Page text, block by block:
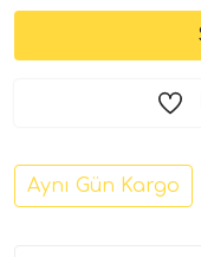
Aynı Gün Kargo